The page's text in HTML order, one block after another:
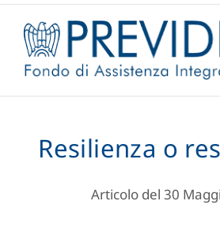
Resilienza o
Articolo del 30